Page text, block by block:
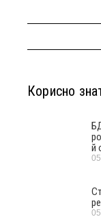
Корисно
й